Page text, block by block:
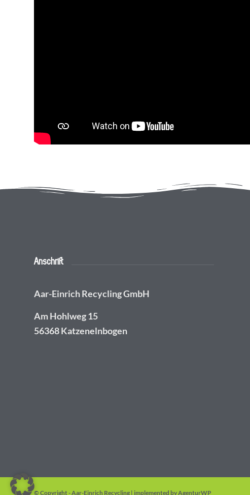
Anschrift
Aar-Einrich Recycling GmbH
Am Hohlweg 15
56368 Katzenelnbogen
© Copyright - Aar-Einrich Recycling | implemented byAgenturWP